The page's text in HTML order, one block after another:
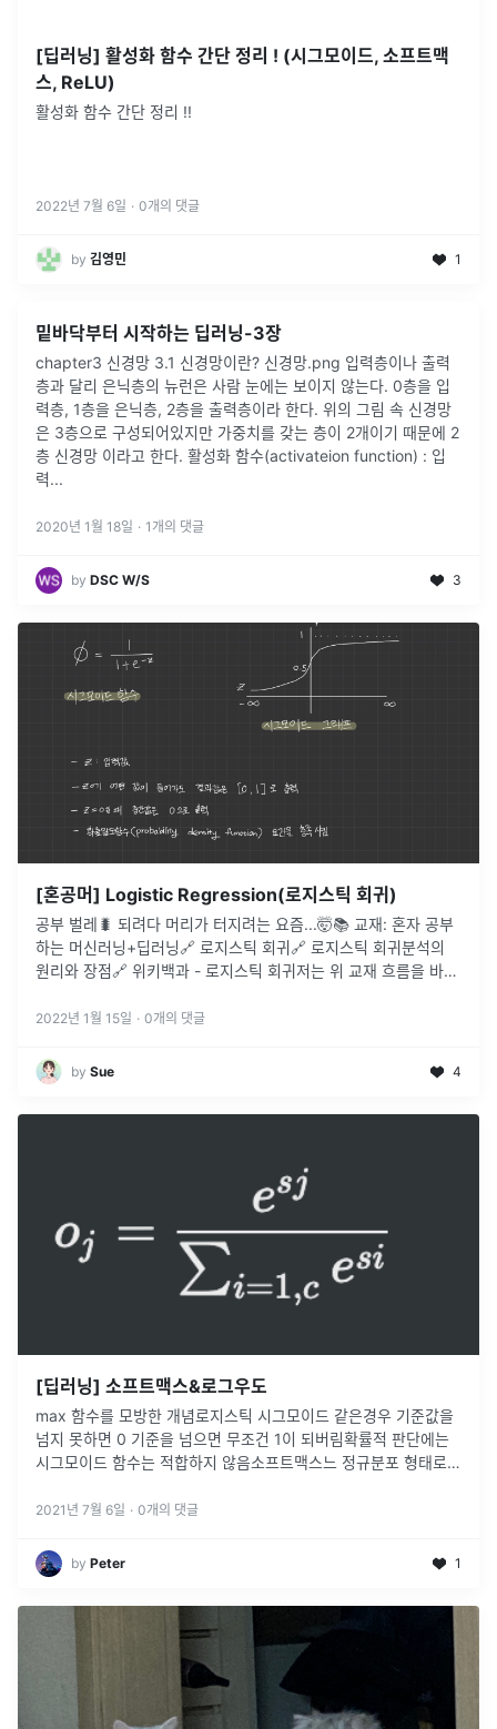
[딥러닝] 활성화 함수 간단 정리 ! (시그모이드, 소프트맥
스, ReLU)
활성화 함수 간단 정리 !!
2022년 7월 6일 · 0개의 댓글
by 김영민 1
밑바닥부터 시작하는 딥러닝-3장
chapter3 신경망 3.1 신경망이란? 신경망.png 입력층이나 출력
층과 달리 은닉층의 뉴런은 사람 눈에는 보이지 않는다. 0층을 입
력층, 1층을 은닉층, 2층을 출력층이라 한다. 위의 그림 속 신경망
은 3층으로 구성되어있지만 가중치를 갖는 층이 2개이기 때문에 2
층 신경망 이라고 한다. 활성화 함수(activateion function) : 입
력...
2020년 1월 18일 · 1 개의 댓글
by DSC W/S 3
[혼공머] Logistic Regression(로지스틱 회귀)
공부 벌레🐛 되려다 머리가 터지려는 요즘...🤯📚 교재: 혼자 공부
하는 머신러닝+딥러닝🔗 로지스틱 회귀🔗 로지스틱 회귀분석의
원리와 장점🔗 위키백과 - 로지스틱 회귀저는 위 교재 흐름을 바탕
...
2022년 1월 15일 · 0개의 댓글
by Sue 4
[딥러닝] 소프트맥스&로그우도
max 함수를 모방한 개념로지스틱 시그모이드 같은경우 기준값을
넘지 못하면 0 기준을 넘으면 무조건 1이 되버림확률적 판단에는
시그모이드 함수는 적합하지 않음소프트맥스느 정규분포 형태로
의 노드에만 적용...
2021년 7월 6일 · 0개의 댓글
by Peter 1